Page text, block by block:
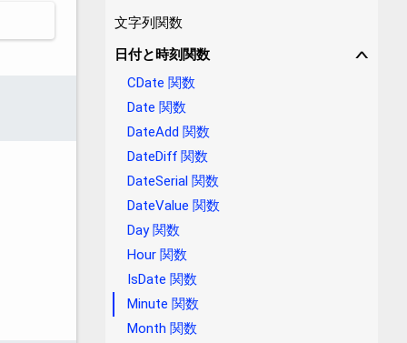
文字列関数
∨
日付と時刻関数
CDate 関数
Date 関数
DateAdd 関数
DateDiff 関数
DateSerial 関数
DateValue 関数
Day 関数
Hour 関数
IsDate 関数
Minute 関数
Month 関数